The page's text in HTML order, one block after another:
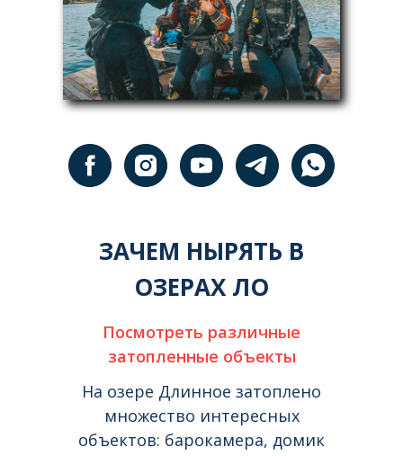
На озере Длинное затоплено
множество интересных
объектов: барокамера, домик
ЗАЧЕМ НЫРЯТЬ В
ОЗЕРАХ ЛО
Посмотреть различные
затопленные объекты